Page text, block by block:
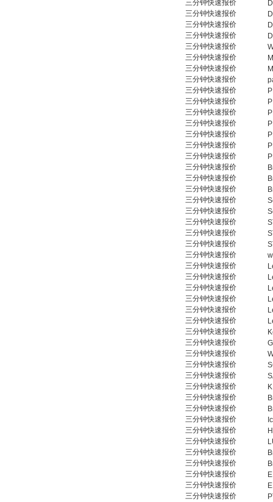
三分钟快速报价
三分钟快速报价
三分钟快速报价
三分钟快速报价
三分钟快速报价
三分钟快速报价
三分钟快速报价
三分钟快速报价
三分钟快速报价
三分钟快速报价
三分钟快速报价
三分钟快速报价
三分钟快速报价
三分钟快速报价
三分钟快速报价
三分钟快速报价
三分钟快速报价
三分钟快速报价
三分钟快速报价
三分钟快速报价
三分钟快速报价
三分钟快速报价
三分钟快速报价
三分钟快速报价
三分钟快速报价
三分钟快速报价
三分钟快速报价
三分钟快速报价
三分钟快速报价
三分钟快速报价
三分钟快速报价
三分钟快速报价
三分钟快速报价
三分钟快速报价
三分钟快速报价
三分钟快速报价
三分钟快速报价
三分钟快速报价
三分钟快速报价
三分钟快速报价
三分钟快速报价
三分钟快速报价
三分钟快速报价
三分钟快速报价
三分钟快速报价
三分钟快速报价